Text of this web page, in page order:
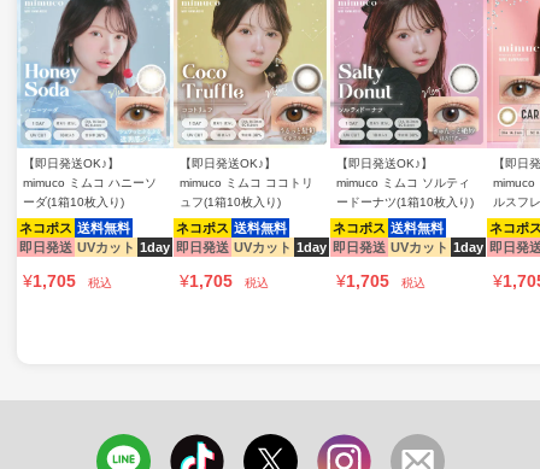
【即日発送OK♪】
mimuco ミムコ ハニーソ
ーダ(1箱10枚入り)
ネコポス 送料無料
即日発送 UVカット 1day
¥1,705 税込
【即日発送OK♪】
mimuco ミムコ ココトリ
ュフ(1箱10枚入り)
ネコポス 送料無料
即日発送 UVカット 1day
¥1,705 税込
【即日発送OK♪】
mimuco ミムコ ソルティ
ードーナツ(1箱10枚入り)
ネコポス 送料無料
即日発送 UVカット 1day
¥1,705 税込
【即日
mimuco
ルスフ
ネコポ
即日発
¥